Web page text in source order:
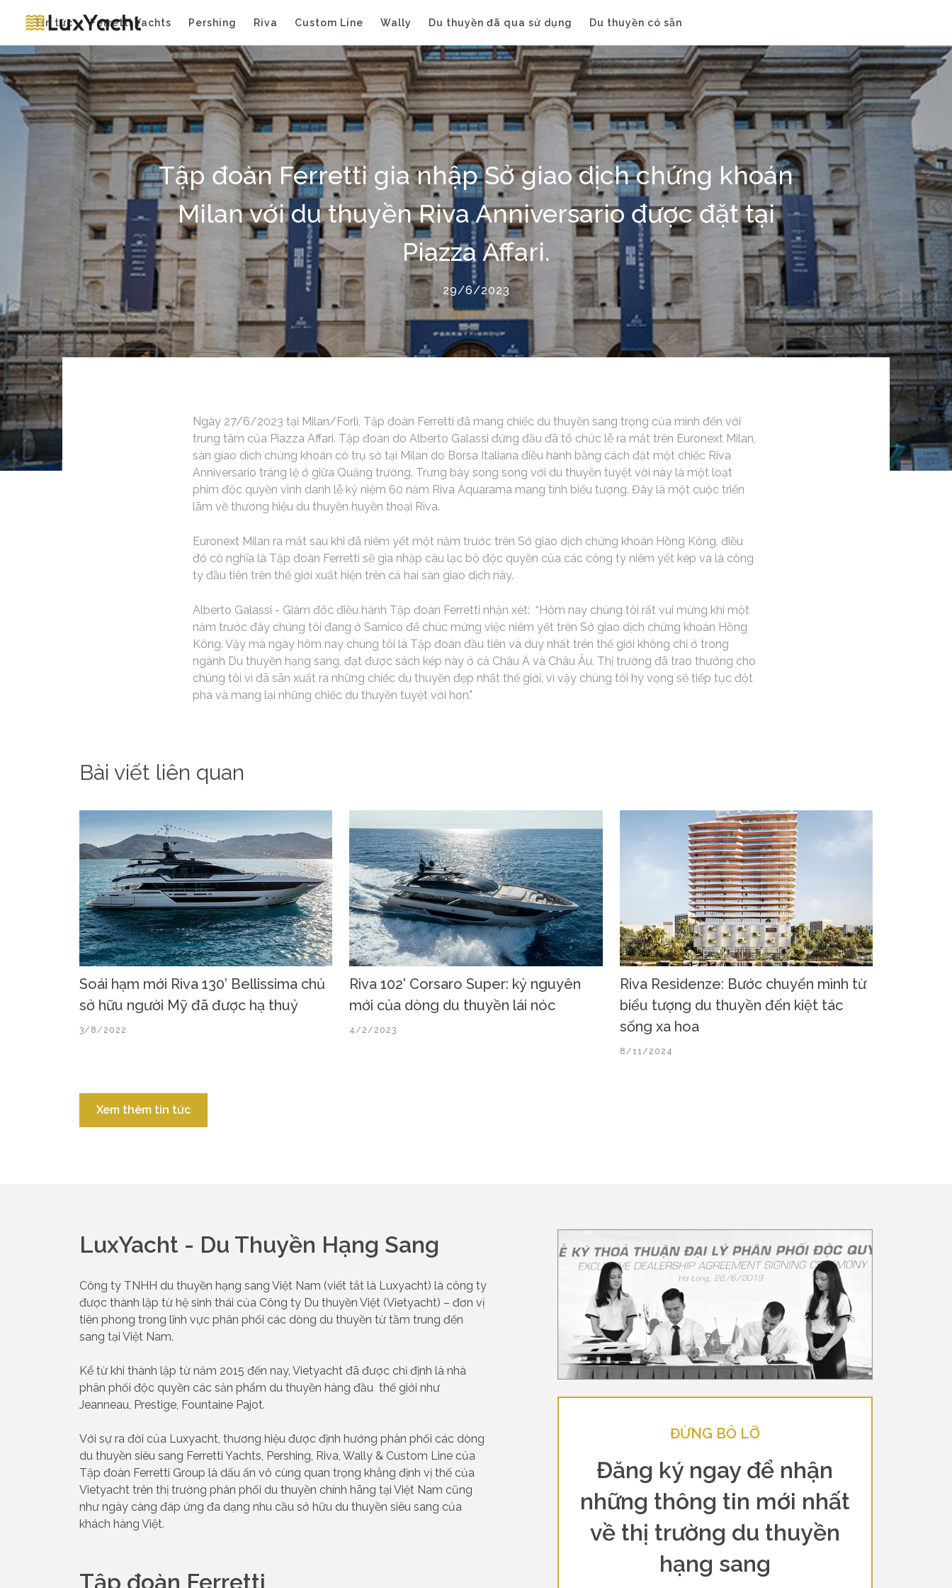
Tin tức Ferretti Yachts Pershing Riva Custom Line Wally Du thuyền đã qua sử dụng Du thuyền có sẵn
Tập đoàn Ferretti gia nhập Sở giao dịch chứng khoán
Milan với du thuyền Riva Anniversario được đặt tại
Piazza Affari.
29/6/2023
Ngày 27/6/2023 tại Milan/Forlì, Tập đoàn Ferretti đã mang chiếc du thuyền sang trọng của mình đến với
trung tâm của Piazza Affari. Tập đoàn do Alberto Galassi đứng đầu đã tổ chức lễ ra mắt trên Euronext Milan,
sàn giao dịch chứng khoán có trụ sở tại Milan do Borsa Italiana điều hành bằng cách đặt một chiếc Riva
Anniversario tráng lệ ở giữa Quảng trường. Trưng bày song song với du thuyền tuyệt vời này là một loạt
phim độc quyền vinh danh lễ kỷ niệm 60 năm Riva Aquarama mang tính biểu tượng. Đây là một cuộc triển
lãm về thương hiệu du thuyền huyền thoại Riva.
Euronext Milan ra mắt sau khi đã niêm yết một năm trước trên Sở giao dịch chứng khoán Hồng Kông, điều
đó có nghĩa là Tập đoàn Ferretti sẽ gia nhập câu lạc bộ độc quyền của các công ty niêm yết kép và là công
ty đầu tiên trên thế giới xuất hiện trên cả hai sàn giao dịch này.
Alberto Galassi - Giám đốc điều hành Tập đoàn Ferretti nhận xét: “Hôm nay chúng tôi rất vui mừng khi một
năm trước đây chúng tôi đang ở Sarnico để chúc mừng việc niêm yết trên Sở giao dịch chứng khoán Hồng
Kông. Vậy mà ngày hôm nay chúng tôi là Tập đoàn đầu tiên và duy nhất trên thế giới không chỉ ở trong
ngành Du thuyền hạng sang, đạt được sách kép này ở cả Châu Á và Châu Âu. Thị trường đã trao thưởng cho
chúng tôi vì đã sãn xuất ra những chiếc du thuyền đẹp nhất thế giới, vì vậy chúng tôi hy vọng sẽ tiếp tục đột
phá và mang lại những chiếc du thuyền tuyệt vời hơn."
Bài viết liên quan
Soái hạm mới Riva 130’ Bellissima chủ
sở hữu người Mỹ đã được hạ thuỷ
3/8/2022
Riva 102' Corsaro Super: kỷ nguyên
mới của dòng du thuyền lái nóc
4/2/2023
Riva Residenze: Bước chuyển mình từ
biểu tượng du thuyền đến kiệt tác
sống xa hoa
8/11/2024
Xem thêm tin tức
LuxYacht - Du Thuyền Hạng Sang
Công ty TNHH du thuyền hạng sang Việt Nam (viết tắt là Luxyacht) là công ty
được thành lập từ hệ sinh thái của Công ty Du thuyền Việt (Vietyacht) – đơn vị
tiên phong trong lĩnh vực phân phối các dòng du thuyền từ tầm trung đến
sang tại Việt Nam.
Kể từ khi thành lập từ năm 2015 đến nay, Vietyacht đã được chỉ định là nhà
phân phối độc quyền các sản phẩm du thuyền hàng đầu thế giới như
Jeanneau, Prestige, Fountaine Pajot.
Với sự ra đời của Luxyacht, thương hiệu được định hướng phân phối các dòng
du thuyền siêu sang Ferretti Yachts, Pershing, Riva, Wally & Custom Line của
Tập đoàn Ferretti Group là dấu ấn vô cùng quan trọng khẳng định vị thế của
Vietyacht trên thị trường phân phối du thuyền chính hãng tại Việt Nam cũng
như ngày càng đáp ứng đa dạng nhu cầu sở hữu du thuyền siêu sang của
khách hàng Việt.
Tập đoàn Ferretti
ĐỪNG BỎ LỠ
Đăng ký ngay để nhận
những thông tin mới nhất
về thị trường du thuyền
hạng sang